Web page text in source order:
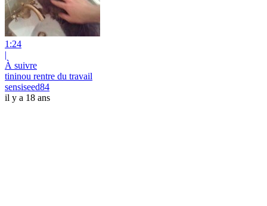
1:24
|
À suivre
tininou rentre du travail
sensiseed84
il y a 18 ans